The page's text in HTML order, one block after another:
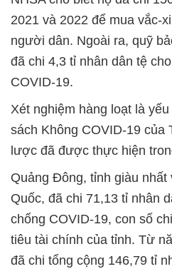
2021 và 2022 để mua vắc-
người dân. Ngoài ra, quỹ
đã chi 4,3 tỉ nhân dân tệ
COVID-19.
Xét nghiệm hàng loạt là
sách Không COVID-19 của
lược đã được thực hiện
Quảng Đông, tỉnh giàu nhất
Quốc, đã chi 71,13 tỉ nhân
chống COVID-19, con số
tiêu tài chính của tỉnh. Từ
đã chi tổng cộng 146,79 tỉ